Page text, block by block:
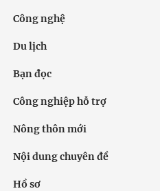
Công nghệ
Du lịch
Bạn đọc
Công nghiệp hỗ trợ
Nông thôn mới
Nội dung chuyên đề
Hồ sơ